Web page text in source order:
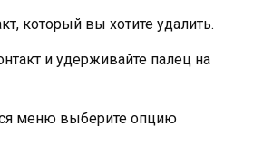
который вы хотите удалить.
и удерживайте палец на
меню выберите опцию